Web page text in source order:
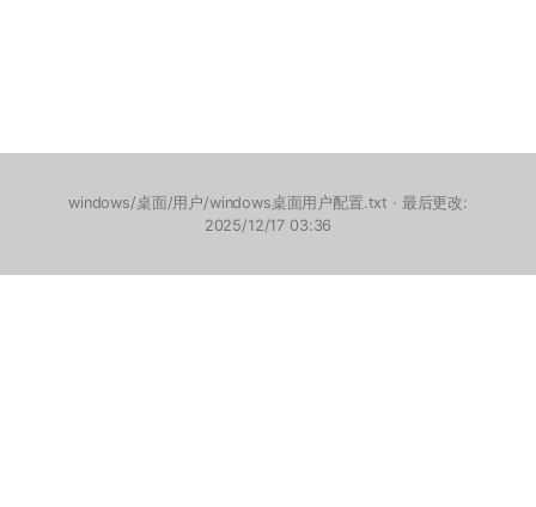
windows/桌面/用户/windows桌面用户配置.txt · 最后更改:
2025/12/17 03:36